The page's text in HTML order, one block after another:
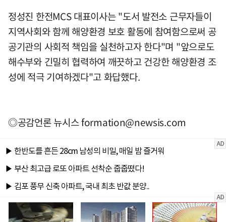
정성진 한전MCS 대표이사는 "도서 발전소 근무자들이
지역사회와 함께 해양환경 보호 활동에 참여함으로써 공
공기관의 사회적 책임을 실천하고자 한다"며 "앞으로도
해수부와 긴밀히 협력하여 깨끗하고 건강한 해양환경 조
성에 적극 기여하겠다"고 화답했다.
◎공감언론 뉴시스formation@newsis.com